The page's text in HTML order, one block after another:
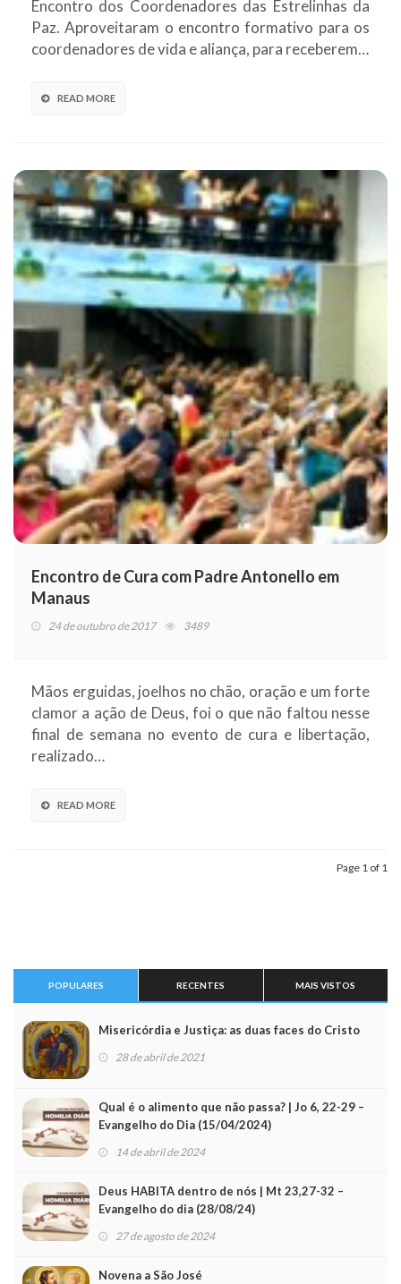
Encontro dos Coordenadores das Estrelinhas da
Paz. Aproveitaram o encontro formativo para os
coordenadores de vida e aliança, para receberem…
READ MORE
Encontro de Cura com Padre Antonello em
Manaus
24 de outubro de 2017 3489
Mãos erguidas, joelhos no chão, oração e um forte
clamor a ação de Deus, foi o que não faltou nesse
final de semana no evento de cura e libertação,
realizado…
READ MORE
Page 1 of 1
POPULARES RECENTES MAIS VISTOS
Misericórdia e Justiça: as duas faces do Cristo
28 de abril de 2021
Qual é o alimento que não passa? | Jo 6, 22-29 –
Evangelho do Dia (15/04/2024)
14 de abril de 2024
Deus HABITA dentro de nós | Mt 23,27-32 –
Evangelho do dia (28/08/24)
27 de agosto de 2024
Novena a São José